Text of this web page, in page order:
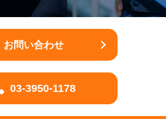
お問い合わせ
03-3950-1178